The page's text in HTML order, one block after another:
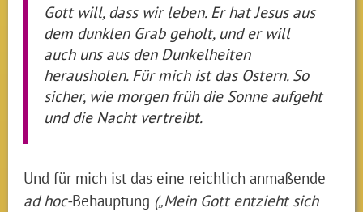
Gott will, dass wir leben. Er hat Jesus aus
dem dunklen Grab geholt, und er will
auch uns aus den Dunkelheiten
herausholen. Für mich ist das Ostern. So
sicher, wie morgen früh die Sonne aufgeht
und die Nacht vertreibt.
Und für mich ist das eine reichlich anmaßende
ad hoc-Behauptung („Mein Gott entzieht sich